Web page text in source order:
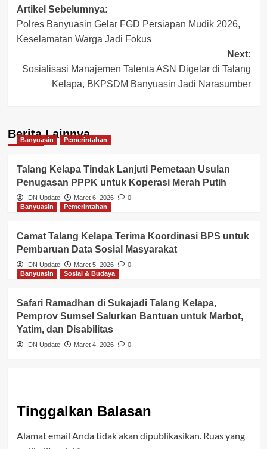
Post
navigation
Artikel Sebelumnya:
Polres Banyuasin Gelar FGD Persiapan Mudik 2026,
Keselamatan Warga Jadi Fokus
Next:
Sosialisasi Manajemen Talenta ASN Digelar di Talang
Kelapa, BKPSDM Banyuasin Jadi Narasumber
Berita Lainnya
Banyuasin Pemerintahan
Talang Kelapa Tindak Lanjuti Pemetaan Usulan
Penugasan PPPK untuk Koperasi Merah Putih
IDN Update Maret 6, 2026
0
Banyuasin
Pemerintahan
Camat Talang Kelapa Terima Koordinasi BPS untuk
Pembaruan Data Sosial Masyarakat
IDN Update Maret 5, 2026
0
Banyuasin
Sosial & Budaya
Safari Ramadhan di Sukajadi Talang Kelapa,
Pemprov Sumsel Salurkan Bantuan untuk Marbot,
Yatim, dan Disabilitas
IDN Update Maret 4, 2026 0
Tinggalkan Balasan
Alamat email Anda tidak akan dipublikasikan. Ruas yang